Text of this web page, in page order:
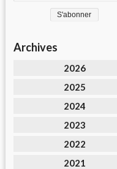
Archives
2026
2025
2024
2023
2022
2021